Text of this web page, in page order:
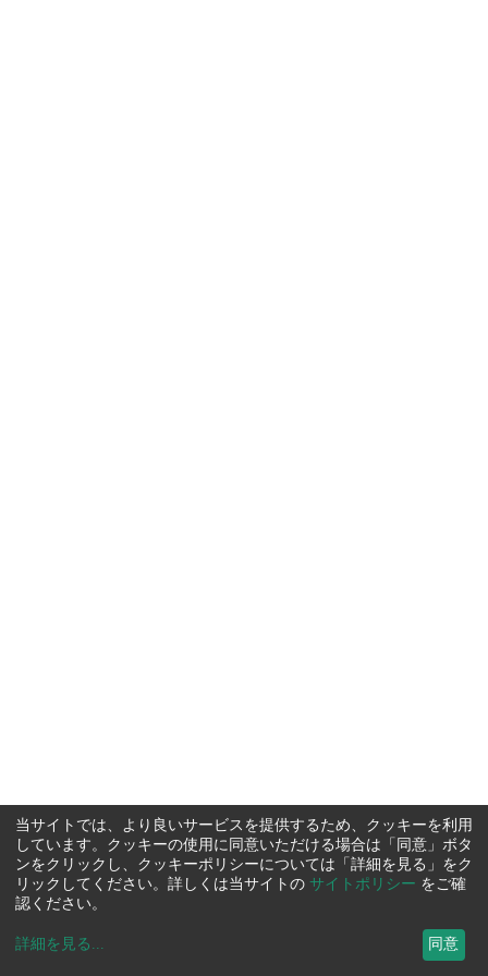
当サイトでは、より良いサービスを提供するため、クッキーを利用
しています。クッキーの使用に同意いただける場合は「同意」ボタ
ンをクリックし、クッキーポリシーについては「詳細を見る」をク
リックしてください。詳しくは当サイトの サイトポリシー をご確
認ください。
詳細を見る ... 同意